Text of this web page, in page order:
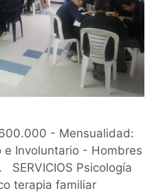
- Mensualidad:
Involuntario - Hombres
Psicología
terapia familiar